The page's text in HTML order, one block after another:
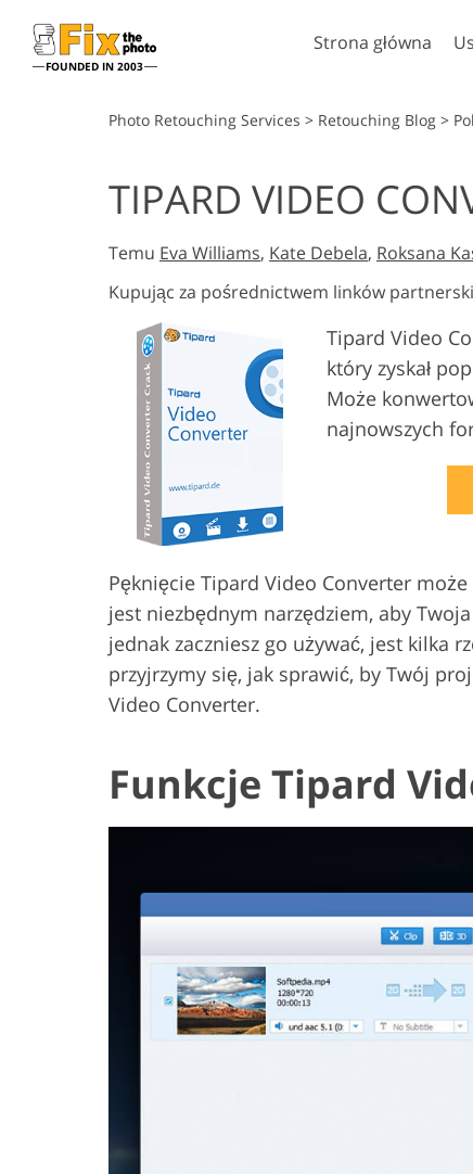
FOUNDED IN 2003
Strona główna
Usługi retuszu w głowę
Usługi edycji zdjęć
ślubnych
Modele
sztuczną
Usługi retuszu produktów
Lightroom
Całe kolekcje ustawień
Najlepsza oferta Presets
Kolekcja mobilna
Pędzle
Tekstury
Ps Akcje Całe
Ps Nakładki
Photo Retouching Services > Retouching Blog >
TIPARD VIDEO
Temu Eva Williams, Kate Debela, Roksana
Kupując za pośrednictwem linków
Tipard Video
który zyskał
Może
najnowszych
Pęknięcie Tipard Video Converter
jest niezbędnym narzędziem, aby
jednak zaczniesz go używać, jest kilka
przyjrzymy się, jak sprawić, by Twój
Video Converter.
Funkcje Tipard